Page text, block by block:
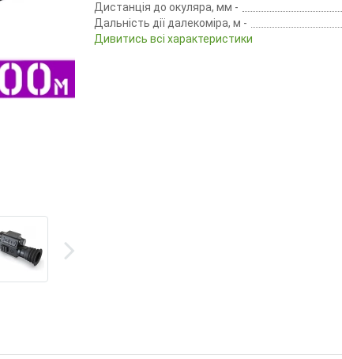
Дистанція до окуляра, мм -
Дальність дії далекоміра, м -
Дивитись всі характеристики